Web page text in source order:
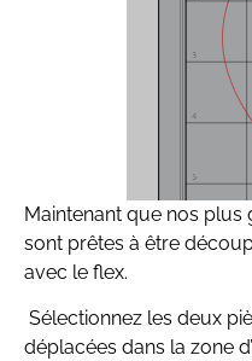
Maintenant que nos plus
sont prêtes à être
avec le flex.
Sélectionnez les deux
déplacées dans la zone